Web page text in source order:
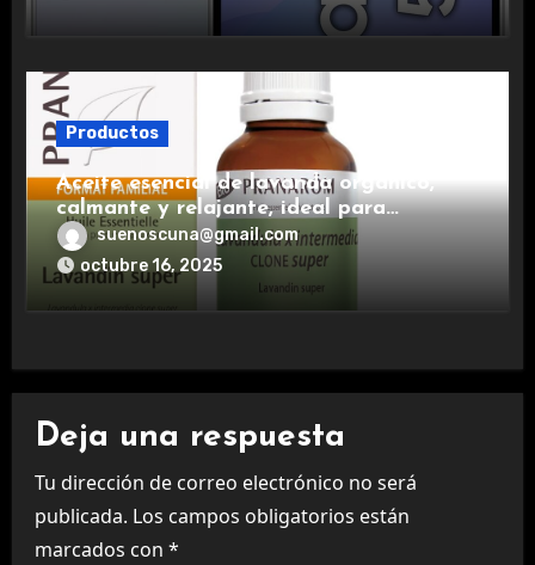
Productos
Aceite esencial de lavanda orgánico,
calmante y relajante, ideal para
aromaterapia.
suenoscuna@gmail.com
octubre 16, 2025
Deja una respuesta
Tu dirección de correo electrónico no será
publicada. Los campos obligatorios están
marcados con *